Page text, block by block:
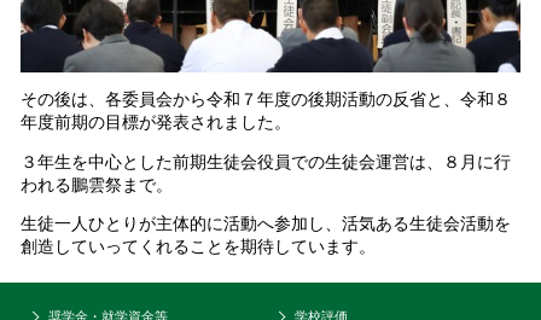
その後は、各委員会から令和７年度の後期活動の反省と、令和８
年度前期の目標が発表されました。
３年生を中心とした前期生徒会役員での生徒会運営は、８月に行
われる鵬雲祭まで。
生徒一人ひとりが主体的に活動へ参加し、活気ある生徒会活動を
創造していってくれることを期待しています。
奨学金・就学資金等 学校評価